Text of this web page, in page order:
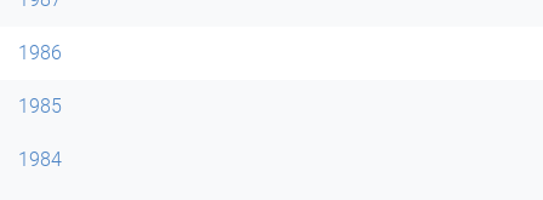
1986
1985
1984